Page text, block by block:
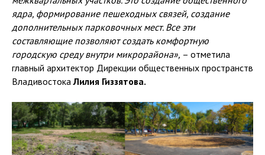
ядра, формирование пешеходных связей, создание
дополнительных парковочных мест. Все эти
составляющие позволяют создать комфортную
городскую среду внутри микрорайона», – отметила
главный архитектор Дирекции общественных пространств
ВладивостокаЛилия Гиззятова.